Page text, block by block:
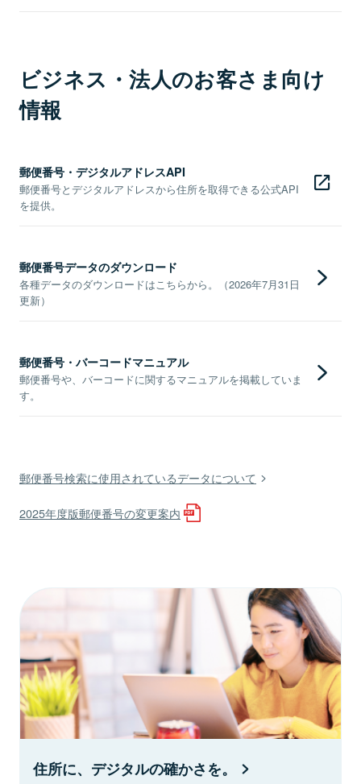
ビジネス・法人のお客さま向け
情報
郵便番号・デジタルアドレスAPI
郵便番号とデジタルアドレスから住所を取得できる公式API
を提供。
郵便番号データのダウンロード
各種データのダウンロードはこちらから。（2026年7月31日
更新）
郵便番号・バーコードマニュアル
郵便番号や、バーコードに関するマニュアルを掲載していま
す。
郵便番号検索に使用されているデータについて
2025年度版郵便番号の変更案内
住所に、デジタルの確かさを。